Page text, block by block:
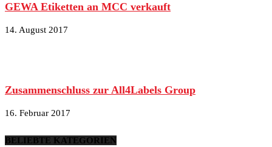
GEWA Etiketten an MCC verkauft
14. August 2017
Zusammenschluss zur All4Labels Group
16. Februar 2017
BELIEBTE KATEGORIEN